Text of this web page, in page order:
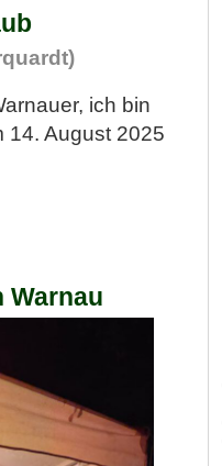
ich bin
14. August 2025
Warnau